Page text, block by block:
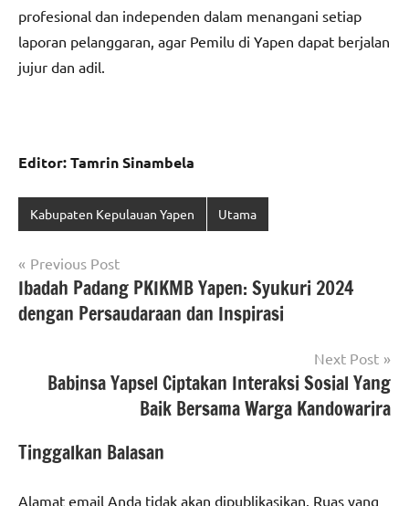
profesional dan independen dalam menangani setiap
laporan pelanggaran, agar Pemilu di Yapen dapat berjalan
jujur dan adil.
Editor: Tamrin Sinambela
Kabupaten Kepulauan Yapen Utama
Navigasi
pos
Previous Post
Ibadah Padang PKIKMB Yapen: Syukuri 2024
dengan Persaudaraan dan Inspirasi
Next Post
Babinsa Yapsel Ciptakan Interaksi Sosial Yang
Baik Bersama Warga Kandowarira
Tinggalkan Balasan
Alamat email Anda tidak akan dipublikasikan. Ruas yang